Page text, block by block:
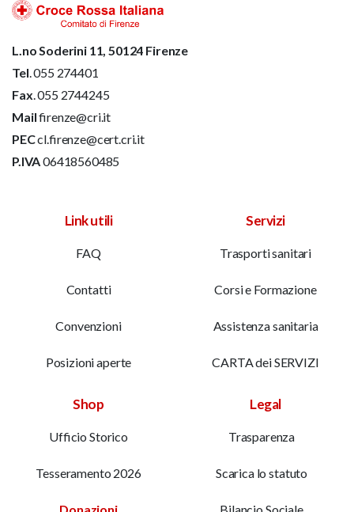
L.no Soderini 11, 50124 Firenze
Tel. 055 274401
Fax. 055 2744245
Mailfirenze@cri.it
PECcl.firenze@cert.cri.it
P.IVA06418560485
Link utili
FAQ
Contatti
Convenzioni
Posizioni aperte
Servizi
Trasporti sanitari
Corsi e Formazione
Assistenza sanitaria
CARTA dei SERVIZI
Shop
Ufficio Storico
Tesseramento 2026
Legal
Trasparenza
Scarica lo statuto